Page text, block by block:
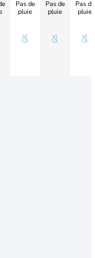
Pas de
pluie
Pas de
pluie
Pas de
pluie